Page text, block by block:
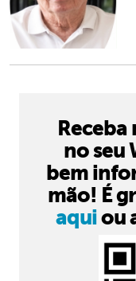
no seu
bem
mão! É
aquiou